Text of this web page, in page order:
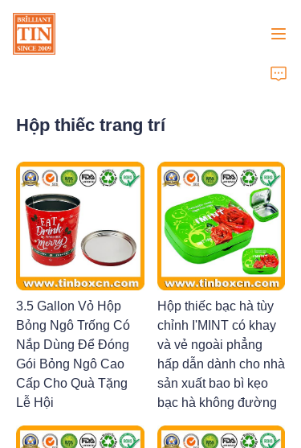
Hộp thiếc trang trí
3.5 Gallon Vỏ Hộp
Bỏng Ngô Trống Có
Nắp Dùng Để Đóng
Gói Bỏng Ngô Cao
Cấp Cho Quà Tặng
Lễ Hội
Hộp thiếc bạc hà tùy
chỉnh I'MINT có khay
và vẻ ngoài phẳng
hấp dẫn dành cho nhà
sản xuất bao bì kẹo
bạc hà không đường
Công ty
Sản phẩm
Dịch vụ khách hàng
Triển lãm thương mại 2026
Chứng chỉ
Bền vững
Tin tức
Sản phẩm